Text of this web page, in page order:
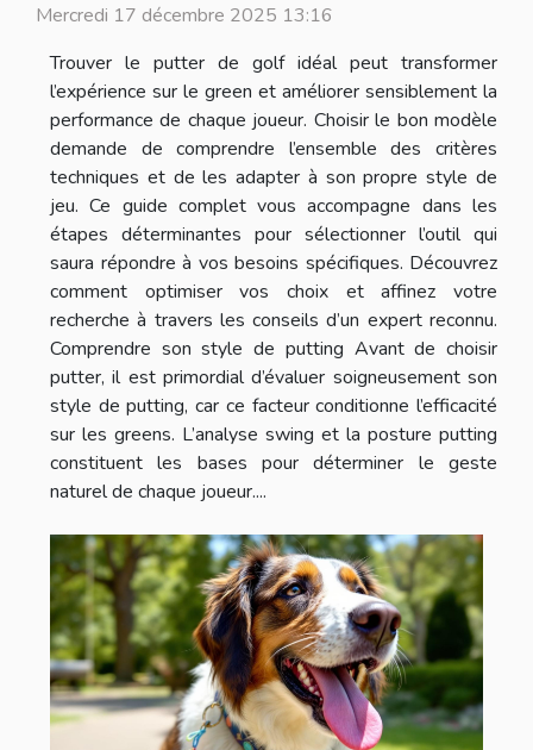
Mercredi 17 décembre 2025 13:16
Trouver le putter de golf idéal peut transformer
l’expérience sur le green et améliorer sensiblement la
performance de chaque joueur. Choisir le bon modèle
demande de comprendre l’ensemble des critères
techniques et de les adapter à son propre style de
jeu. Ce guide complet vous accompagne dans les
étapes déterminantes pour sélectionner l’outil qui
saura répondre à vos besoins spécifiques. Découvrez
comment optimiser vos choix et affinez votre
recherche à travers les conseils d’un expert reconnu.
Comprendre son style de putting Avant de choisir
putter, il est primordial d’évaluer soigneusement son
style de putting, car ce facteur conditionne l’efficacité
sur les greens. L’analyse swing et la posture putting
constituent les bases pour déterminer le geste
naturel de chaque joueur....